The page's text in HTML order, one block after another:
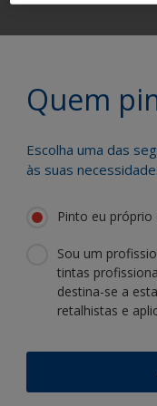
Quem
Escolha uma das
às suas
Pinto eu próprio
Sou um
tintas
destina-se a
retalhistas e